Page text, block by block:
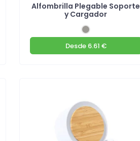
Alfombrilla Plegable Soporte
y Cargador
Desde6.61 €